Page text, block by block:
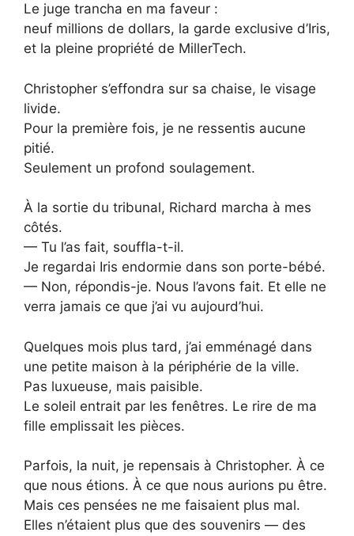
Le juge trancha en ma faveur :
neuf millions de dollars, la garde exclusive d’Iris,
et la pleine propriété de MillerTech.
Christopher s’effondra sur sa chaise, le visage
livide.
Pour la première fois, je ne ressentis aucune
pitié.
Seulement un profond soulagement.
À la sortie du tribunal, Richard marcha à mes
côtés.
— Tu l’as fait, souffla-t-il.
Je regardai Iris endormie dans son porte-bébé.
— Non, répondis-je. Nous l’avons fait. Et elle ne
verra jamais ce que j’ai vu aujourd’hui.
Quelques mois plus tard, j’ai emménagé dans
une petite maison à la périphérie de la ville.
Pas luxueuse, mais paisible.
Le soleil entrait par les fenêtres. Le rire de ma
fille emplissait les pièces.
Parfois, la nuit, je repensais à Christopher. À ce
que nous étions. À ce que nous aurions pu être.
Mais ces pensées ne me faisaient plus mal.
Elles n’étaient plus que des souvenirs — des